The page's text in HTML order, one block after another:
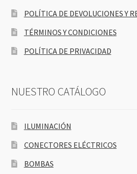
POLÍTICA DE DEVOLUCIONES Y
TÉRMINOS Y CONDICIONES
POLÍTICA DE PRIVACIDAD
NUESTRO CATÁLOGO
ILUMINACIÓN
CONECTORES ELÉCTRICOS
BOMBAS